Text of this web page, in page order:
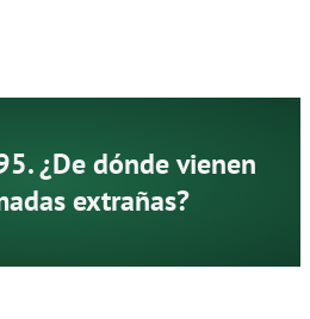
¿De dónde vienen
extrañas?